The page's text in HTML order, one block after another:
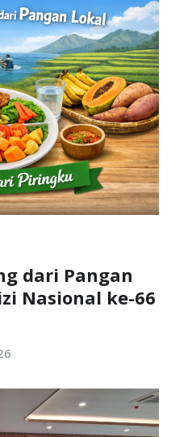
dari Pangan
Nasional ke-66